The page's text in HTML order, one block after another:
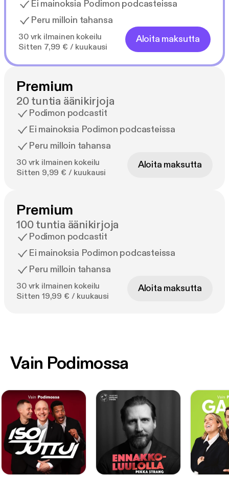
Ei mainoksia Podimon podcasteissa
Peru milloin tahansa
30 vrk ilmainen kokeilu
Sitten 7,99 € / kuukausi
Aloita maksutta
Premium
20 tuntia äänikirjoja
Podimon podcastit
Ei mainoksia Podimon podcasteissa
Peru milloin tahansa
30 vrk ilmainen kokeilu
Sitten 9,99 € / kuukausi
Aloita maksutta
Premium
100 tuntia äänikirjoja
Podimon podcastit
Ei mainoksia Podimon podcasteissa
Peru milloin tahansa
30 vrk ilmainen kokeilu
Sitten 19,99 € / kuukausi
Aloita maksutta
Vain Podimossa